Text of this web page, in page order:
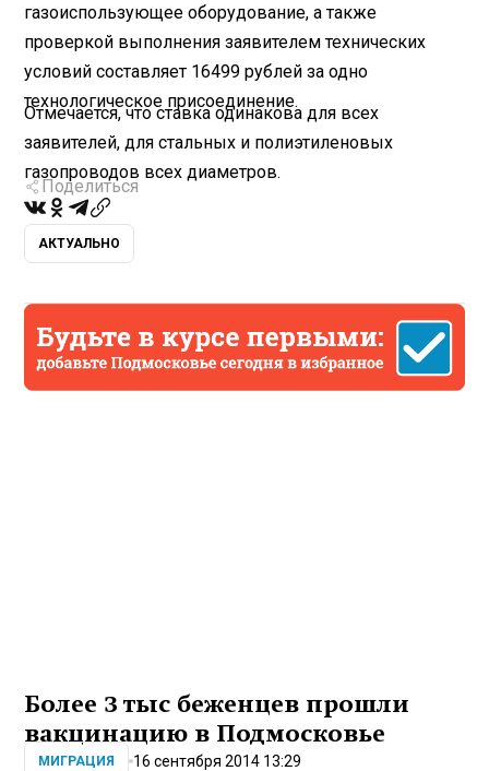
газоиспользующее оборудование, а также
проверкой выполнения заявителем технических
условий составляет 16499 рублей за одно
технологическое присоединение.
Отмечается, что ставка одинакова для всех
заявителей, для стальных и полиэтиленовых
газопроводов всех диаметров.
Поделиться
АКТУАЛЬНО
Более 3 тыс беженцев прошли
вакцинацию в Подмосковье
МИГРАЦИЯ 16 сентября 2014 13:29